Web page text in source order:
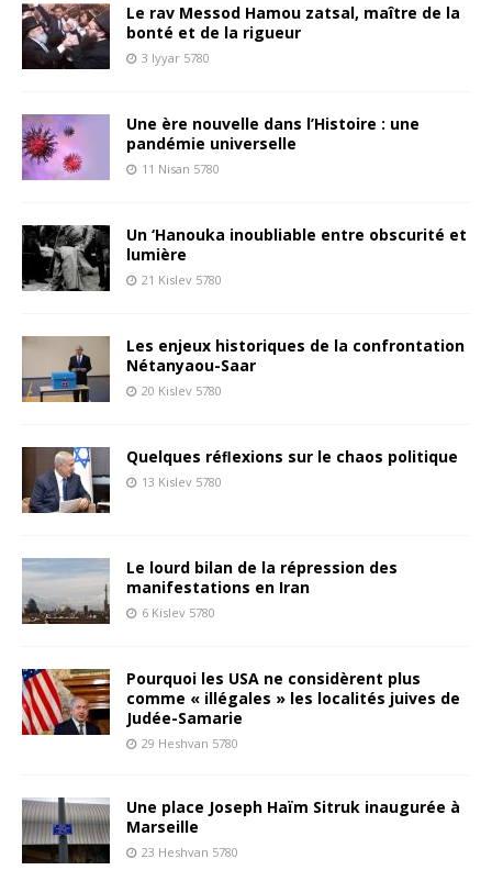
Le rav Messod Hamou zatsal, maître de la
bonté et de la rigueur
3 Iyyar 5780
Une ère nouvelle dans l’Histoire : une
pandémie universelle
11 Nisan 5780
Un ‘Hanouka inoubliable entre obscurité et
lumière
21 Kislev 5780
Les enjeux historiques de la confrontation
Nétanyaou-Saar
20 Kislev 5780
Quelques réﬂexions sur le chaos politique
13 Kislev 5780
Le lourd bilan de la répression des
manifestations en Iran
6 Kislev 5780
Pourquoi les USA ne considèrent plus
comme « illégales » les localités juives de
Judée-Samarie
29 Heshvan 5780
Une place Joseph Haïm Sitruk inaugurée à
Marseille
23 Heshvan 5780